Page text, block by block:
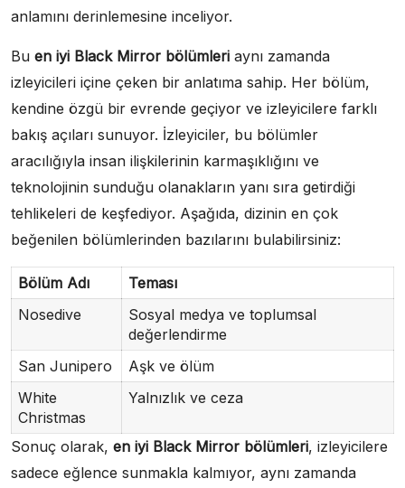
anlamını derinlemesine inceliyor.
Bu en iyi Black Mirror bölümleri aynı zamanda
izleyicileri içine çeken bir anlatıma sahip. Her bölüm,
kendine özgü bir evrende geçiyor ve izleyicilere farklı
bakış açıları sunuyor. İzleyiciler, bu bölümler
aracılığıyla insan ilişkilerinin karmaşıklığını ve
teknolojinin sunduğu olanakların yanı sıra getirdiği
tehlikeleri de keşfediyor. Aşağıda, dizinin en çok
beğenilen bölümlerinden bazılarını bulabilirsiniz:
Bölüm Adı
Teması
Nosedive
Sosyal medya ve toplumsal
değerlendirme
San Junipero
Aşk ve ölüm
White
Christmas
Yalnızlık ve ceza
Sonuç olarak, en iyi Black Mirror bölümleri, izleyicilere
sadece eğlence sunmakla kalmıyor, aynı zamanda